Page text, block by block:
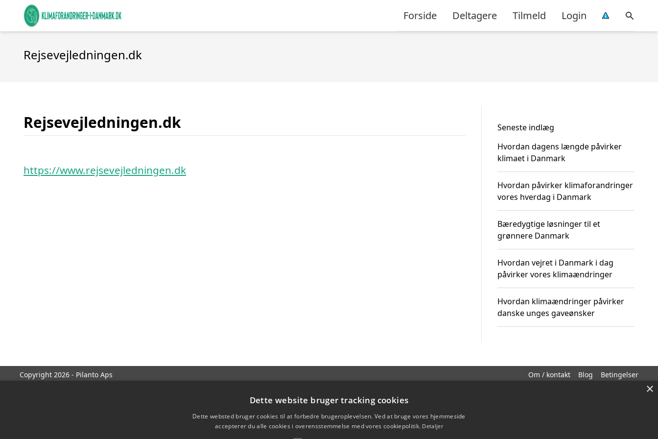
Forside Deltagere Tilmeld Login
Rejsevejledningen.dk
Rejsevejledningen.dk
https://www.rejsevejledningen.dk
Seneste indlæg
Hvordan dagens længde påvirker
klimaet i Danmark
Hvordan påvirker klimaforandringer
vores hverdag i Danmark
Bæredygtige løsninger til et
grønnere Danmark
Hvordan vejret i Danmark i dag
påvirker vores klimaændringer
Hvordan klimaændringer påvirker
danske unges gaveønsker
Copyright 2026 - Pilanto Aps Om / kontakt Blog Betingelser
×
Dette website bruger tracking cookies
Dette websted bruger cookies til at forbedre brugeroplevelsen. Ved at bruge vores hjemmeside
accepterer du alle cookies i overensstemmelse med vores cookiepolitik. Detaljer